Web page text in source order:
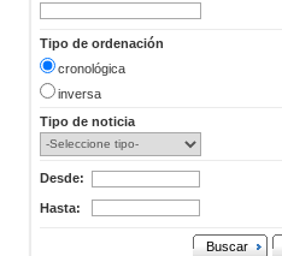
Tipo de ordenación
cronológica
inversa
Tipo de noticia
Desde:
Hasta:
Buscar